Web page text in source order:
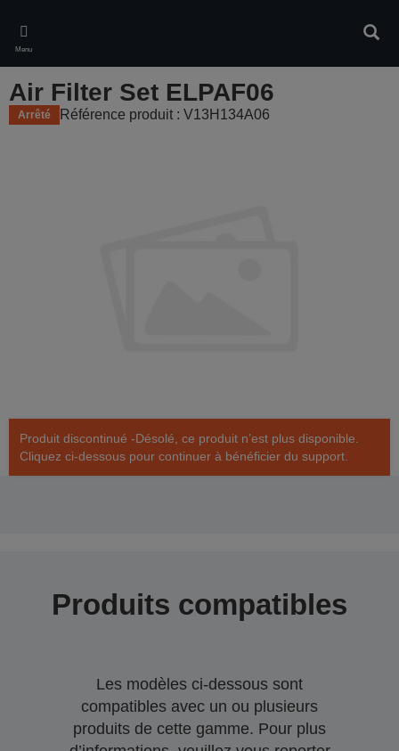
main
content
Menu
Air Filter Set ELPAF06
Arrêté Référence produit : V13H134A06
Produit discontinué -Désolé, ce produit n’est plus disponible.
Cliquez ci-dessous pour continuer à bénéficier du support.
Produits compatibles
Les modèles ci-dessous sont
compatibles avec un ou plusieurs
produits de cette gamme. Pour plus